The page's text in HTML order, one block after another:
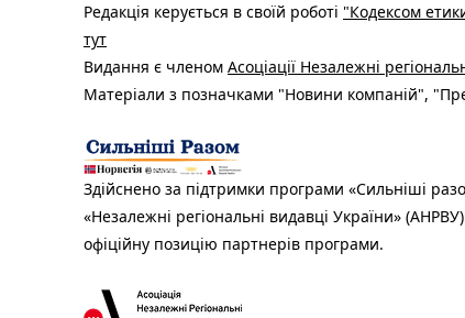
Редакція керується в своїй роботі "Кодексом
тут
Видання є членом Асоціації Незалежні
Матеріали з позначками "Новини компаній",
Здійснено за підтримки програми «Сильніші
«Незалежні регіональні видавці України»
офіційну позицію партнерів програми.